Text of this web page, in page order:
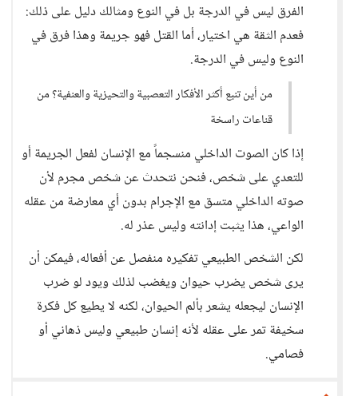
الفرق ليس في الدرجة بل في النوع ومثالك دليل على ذلك:
فعدم الثقة هي اختيار، أما القتل فهو جريمة وهذا فرق في
النوع وليس في الدرجة.
من أين تنبع أكثر الأفكار التعصبية والتحيزية والعنفية؟ من
قناعات راسخة
إذا كان الصوت الداخلي منسجماً مع الإنسان لفعل الجريمة أو
للتعدي على شخص، فنحن نتحدث عن شخص مجرم لأن
صوته الداخلي متسق مع الإجرام بدون أي معارضة من عقله
الواعي، هذا يثبت إدانته وليس عذر له.
لكن الشخص الطبيعي تفكيره منفصل عن أفعاله، فيمكن أن
يرى شخص يضرب حيوان ويغضب لذلك ويود لو ضرب
الإنسان ليجعله يشعر بألم الحيوان، لكنه لا يطيع كل فكرة
سخيفة تمر على عقله لأنه إنسان طبيعي وليس ذهاني أو
فصامي.